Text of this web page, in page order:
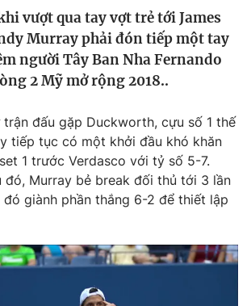
tế
vượt qua tay vợt trẻ tới James
Murray phải đón tiếp một tay
người Tây Ban Nha Fernando
2 Mỹ mở rộng 2018..
trận đấu gặp Duckworth, cựu số 1 thế
tiếp tục có một khởi đầu khó khăn
1 trước Verdasco với tỷ số 5-7.
đó, Murray bẻ break đối thủ tới 3 lần
giành phần thắng 6-2 để thiết lập